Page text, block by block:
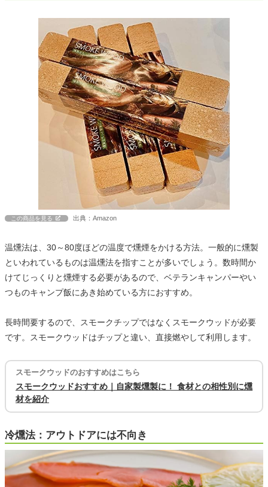
この商品を見る 出典：Amazon
温燻法は、30～80度ほどの温度で燻煙をかける方法。一般的に燻製
といわれているものは温燻法を指すことが多いでしょう。数時間か
けてじっくりと燻煙する必要があるので、ベテランキャンパーやい
つものキャンプ飯にあき始めている方におすすめ。
長時間要するので、スモークチップではなくスモークウッドが必要
です。スモークウッドはチップと違い、直接燃やして利用します。
スモークウッドのおすすめはこちら
スモークウッドおすすめ｜自家製燻製に！ 食材との相性別に燻
材を紹介
冷燻法：アウトドアには不向き